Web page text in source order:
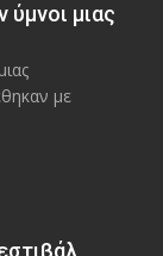
ύμνοι μιας
με